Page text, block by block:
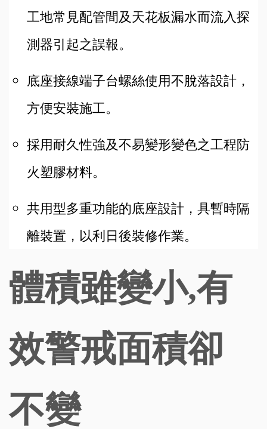
工地常見配管間及天花板漏水而流入探
測器引起之誤報。
底座接線端子台螺絲使用不脫落設計，
方便安裝施工。
採用耐久性強及不易變形變色之工程防
火塑膠材料。
共用型多重功能的底座設計，具暫時隔
離裝置，以利日後裝修作業。
體積雖變小,有
效警戒面積卻
不變